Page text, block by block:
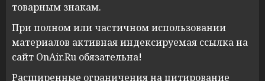
товарным знакам.
При полном или частичном использовании
материалов активная индексируемая ссылка на
сайт OnAir.Ru обязательна!
Расширенные ограниченияна цитирование